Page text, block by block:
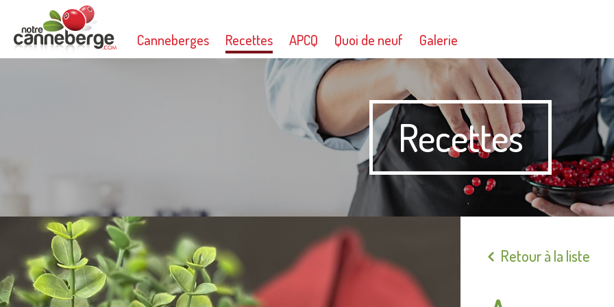
Canneberges Recettes APCQ Quoi de neuf Galerie
Recettes
Retour à la liste